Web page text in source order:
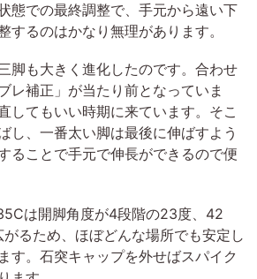
態での最終調整で、手元から遠い下
するのはかなり無理があります。
脚も大きく進化したのです。合わせ
レ補正」が当たり前となっていま
してもいい時期に来ています。そこ
し、一番太い脚は最後に伸ばすよう
ることで手元で伸長ができるので便
は開脚角度が4段階の23度、42
るため、ほぼどんな場所でも安定し
す。石突キャップを外せばスパイク